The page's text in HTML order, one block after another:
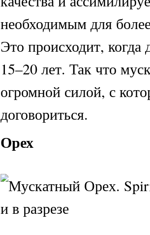
необходимым для
Это происходит, когда
15–20 лет. Так что
огромной силой, с
договориться.
Орех